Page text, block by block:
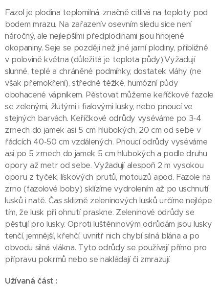
Fazol je plodina teplomilná, značně citlivá na teploty pod
bodem mrazu. Na zařazenív osevním sledu sice není
náročný, ale nejlepšími předplodinami jsou hnojené
okopaniny. Seje se později než jiné jarní plodiny, přibližně
v polovině května (důležitá je teplota půdy).Vyžadují
slunné, teplé a chráněné podmínky, dostatek vláhy (ne
však přemokření), středně těžké, humózní půdy
obohacené vápníkem. Pěstovat můžeme keříčkové fazole
se zelenými, žlutými i fialovými lusky, nebo pnoucí ve
stejných barvách. Keříčkové odrůdy vyséváme po 3-4
zrnech do jamek asi 5 cm hlubokých, 20 cm od sebe v
řádcích 40-50 cm vzdálených. Pnoucí odrůdy vyséváme
asi po 5 zrnech do jamek 5 cm hlubokých a podle druhu
opory až metr od sebe. Vyžadují alespoň 2 m vysokou
oporu z tyček, lískových prutů, motouzů apod. Fazole na
zrno (fazolové boby) sklízíme vydrolením až po uschnutí
lusků i natě. Čas sklizně zeleninových lusků určíme nejlépe
tím, že lusk při ohnutí praskne. Zeleninové odrůdy se
pěstují pro lusky. Oproti luštěninovým odrůdám jsou lusky
tenčí, jemnější, křehčí, uvnitř nich chybí silná blána a po
obvodu silná vlákna. Tyto odrůdy se používají přímo pro
přípravu pokrmů nebo se nakládají či zmrazují.
Užívaná část :